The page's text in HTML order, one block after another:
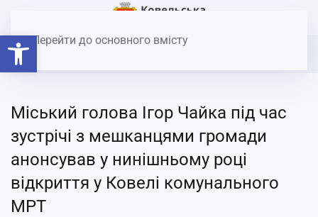
Відкрити Панель інструментів
Перейти до основного вмісту
зустрічі з мешканцями громади анонсував у нинішньому році
відкриття у Ковелі комунального МРТ
Міський голова Ігор Чайка під час
зустрічі з мешканцями громади
анонсував у нинішньому році
відкриття у Ковелі комунального
МРТ